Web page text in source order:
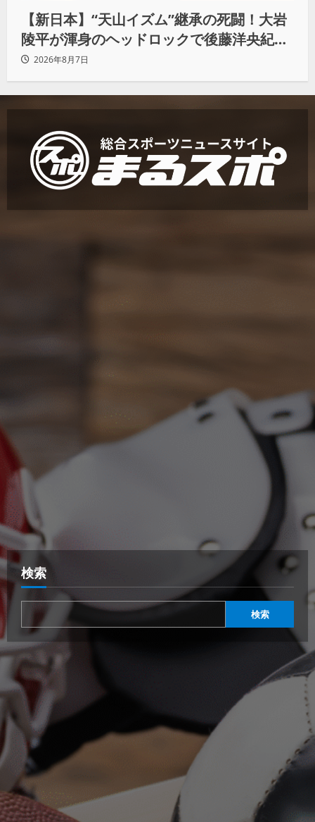
【新日本】“天山イズム”継承の死闘！大岩
陵平が渾身のヘッドロックで後藤洋央紀か
らタップ奪取 執念の「リベンジ＆4勝目」
2026年8月7日
検索
検索